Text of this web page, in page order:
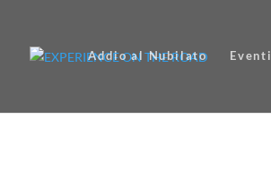
Addio al Nubilato Eventi